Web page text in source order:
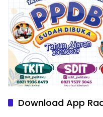
Download App